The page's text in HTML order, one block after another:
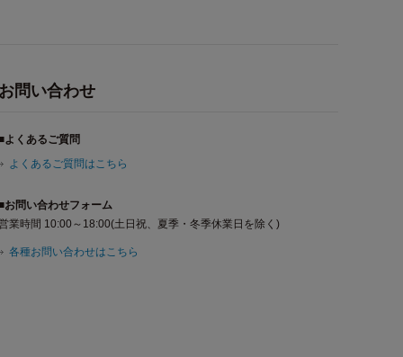
お問い合わせ
よくあるご質問
よくあるご質問はこちら
お問い合わせフォーム
業時間 10:00～18:00(土日祝、夏季・冬季休業日を除く)
各種お問い合わせはこちら